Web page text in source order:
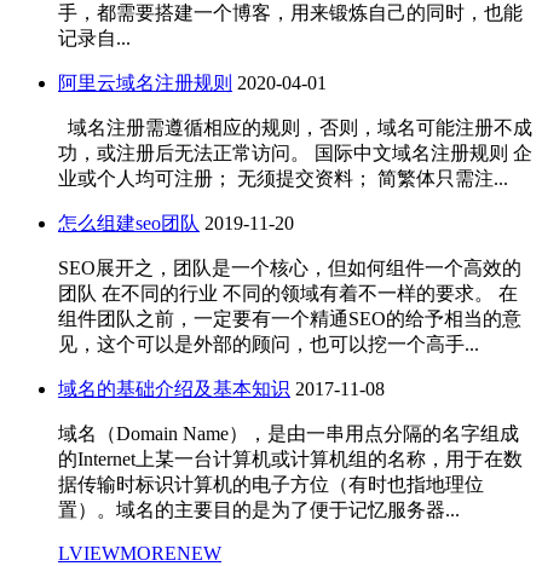
手，都需要搭建一个博客，用来锻炼自己的同时，也能
记录自...
阿里云域名注册规则 2020-04-01
域名注册需遵循相应的规则，否则，域名可能注册不成
功，或注册后无法正常访问。 国际中文域名注册规则 企
业或个人均可注册； 无须提交资料； 简繁体只需注...
怎么组建seo团队 2019-11-20
SEO展开之，团队是一个核心，但如何组件一个高效的
团队 在不同的行业 不同的领域有着不一样的要求。 在
组件团队之前，一定要有一个精通SEO的给予相当的意
见，这个可以是外部的顾问，也可以挖一个高手...
域名的基础介绍及基本知识 2017-11-08
域名（Domain Name），是由一串用点分隔的名字组成
的Internet上某一台计算机或计算机组的名称，用于在数
据传输时标识计算机的电子方位（有时也指地理位
置）。域名的主要目的是为了便于记忆服务器...
LVIEWMORENEW